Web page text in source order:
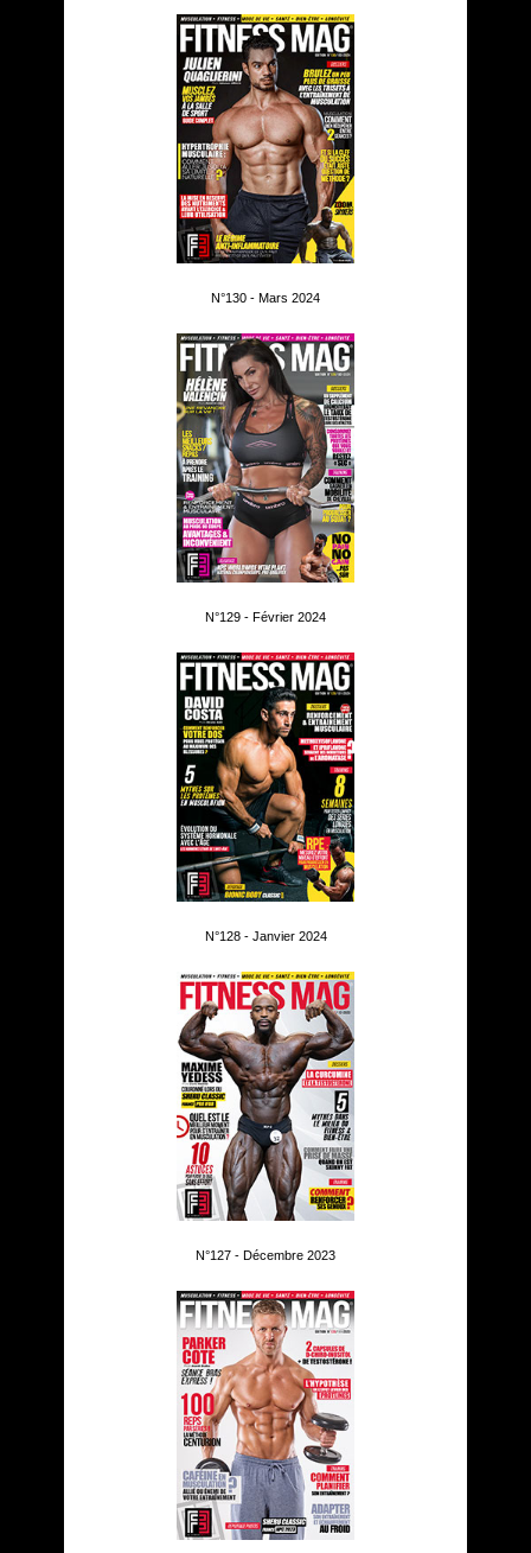
N°130 - Mars 2024
N°129 - Février 2024
N°128 - Janvier 2024
N°127 - Décembre 2023